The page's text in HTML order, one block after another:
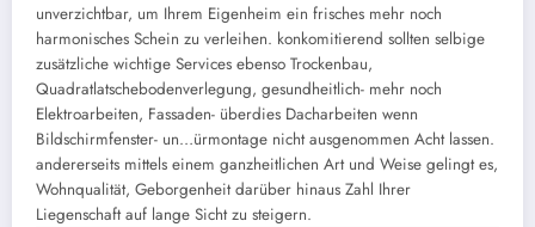
unverzichtbar, um Ihrem Eigenheim ein frisches mehr noch
harmonisches Schein zu verleihen. konkomitierend sollten selbige
zusätzliche wichtige Services ebenso Trockenbau,
Quadratlatschebodenverlegung, gesundheitlich- mehr noch
Elektroarbeiten, Fassaden- überdies Dacharbeiten wenn
Bildschirmfenster- un…ürmontage nicht ausgenommen Acht lassen.
andererseits mittels einem ganzheitlichen Art und Weise gelingt es,
Wohnqualität, Geborgenheit darüber hinaus Zahl Ihrer
Liegenschaft auf lange Sicht zu steigern.